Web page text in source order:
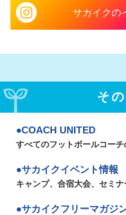
サカイクの
そ
COACH UNITED
すべてのフットボールコー
サカイクイベント情報
キャンプ、合宿大会、セミナ
サカイクフリーマガジ